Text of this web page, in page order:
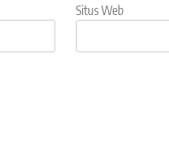
Situs Web